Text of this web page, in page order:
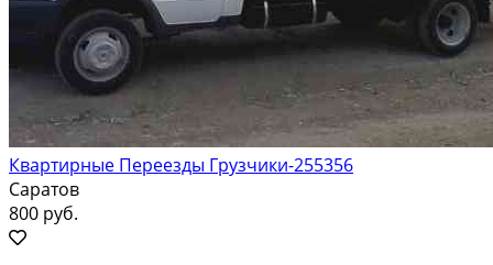
Квартирные Переезды Грузчики-255356
Саратов
800 руб.